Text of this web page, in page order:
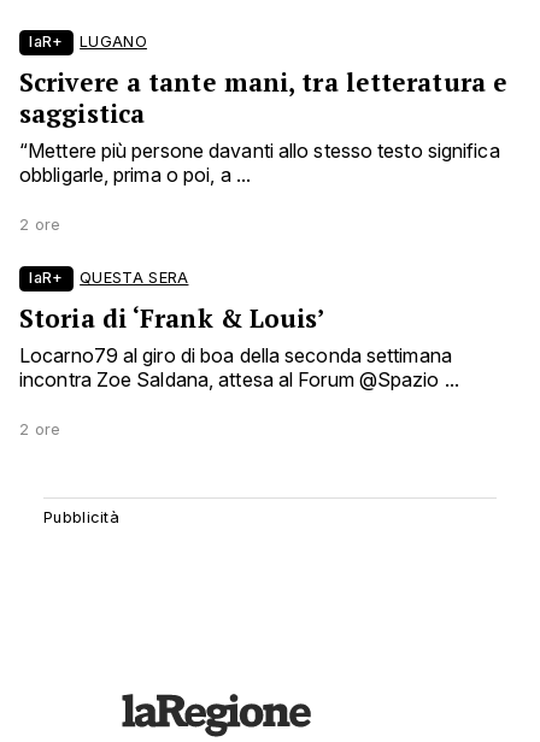
laR+ LUGANO
Scrivere a tante mani, tra letteratura e
saggistica
“Mettere più persone davanti allo stesso testo significa
obbligarle, prima o poi, a ...
2 ore
laR+ QUESTA SERA
Storia di ‘Frank & Louis’
Locarno79 al giro di boa della seconda settimana
incontra Zoe Saldana, attesa al Forum @Spazio ...
2 ore